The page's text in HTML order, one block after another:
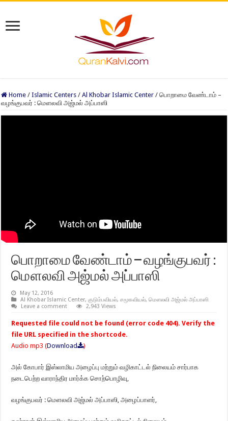
Home / Islamic Centers / Al Khobar Islamic Center / பொறாமை வேண்டாம் –
வழங்குபவர் : மௌலவி அஜ்மல் அப்பாஸி
பொறாமை வேண்டாம் – வழங்குபவர் :
மௌலவி அஜ்மல் அப்பாஸி
May 12, 2016
Al Khobar Islamic Center,குடும்பவியல்,சமூகவியல்,மௌலவி அஜ்மல் அப்பாஸி
Leave a comment
2,943 Views
Requested file could not be found (error code 404). Verify the
file URL specified in the shortcode.
Audio mp3 (Download )
அல் கோபார் இஸ்லாமிய அழைப்பு மற்றும் வழிகாட்டல் நிலையம் சார்பாக
நடைபெற்ற வாராந்திர மார்க்க சொற்பொழிவு,
வழங்குபவர் : மௌலவி அஜ்மல் அப்பாஸி, அழைப்பாளர்,